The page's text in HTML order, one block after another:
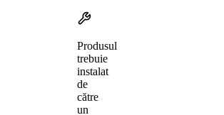
Produsul
trebuie
instalat
de
către
un